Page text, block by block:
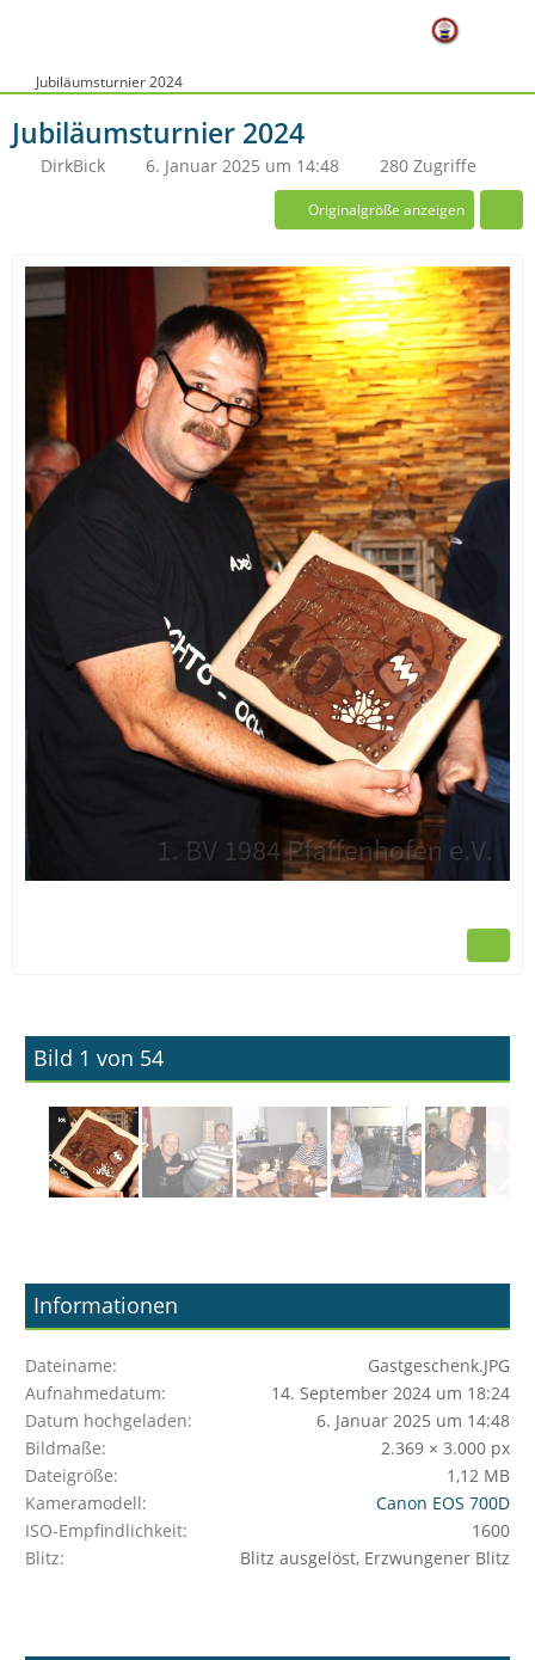
Jubiläumsturnier 2024
Jubiläumsturnier 2024
DirkBick 6. Januar 2025 um 14:48 280 Zugriffe
Originalgröße anzeigen
Bild 1 von 54
Informationen
Dateiname
Gastgeschenk.JPG
Aufnahmedatum
14. September 2024 um 18:24
Datum hochgeladen
6. Januar 2025 um 14:48
Bildmaße
2.369 × 3.000 px
Dateigröße
1,12 MB
Kameramodell
Canon EOS 700D
ISO-Empfindlichkeit
1600
Blitz
Blitz ausgelöst, Erzwungener Blitz